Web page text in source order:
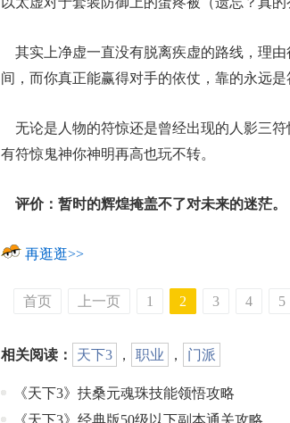
其实上净虚一直没有脱离疾虚的路线，理
间，而你真正能赢得对手的依仗，靠的永远是
无论是人物的符惊还是曾经出现的人影三
有符惊鬼神你神明再高也玩不转。
评价：暂时的辉煌掩盖不了对未来的迷茫。
再逛逛>>
首页 上一页 1 2 3 4 5
相关阅读： 天下3 ， 职业 ， 门派
《天下3》扶桑元魂珠技能领悟攻略
《天下3》经典版50级以下副本通关攻略